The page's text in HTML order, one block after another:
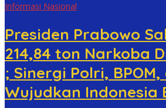
Informasi Nasional
Presiden Prabowo
214,84 ton Narkoba
; Sinergi Polri, BPOM,
Wujudkan Indonesia